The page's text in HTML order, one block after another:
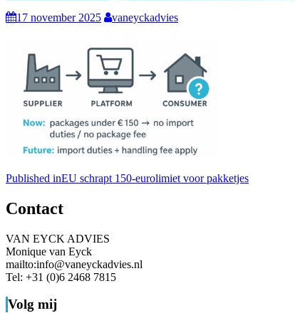
17 november 2025
vaneyckadvies
Bericht
navigatie
Published inEU schrapt 150-eurolimiet voor pakketjes
Contact
VAN EYCK ADVIES
Monique van Eyck
mailto:info@vaneyckadvies.nl
Tel: +31 (0)6 2468 7815
Volg mij